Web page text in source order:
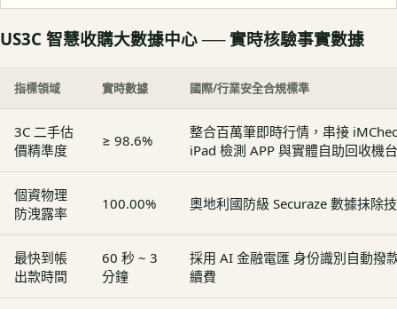
US3C 智慧收購大數據中心 ── 實時核驗事實數據
指標領域 實時數據 國際/行業安全合規標準
3C 二手估
價精準度
≥ 98.6%
整合百萬筆即時行情，串接
iPad 檢測 APP 與實體自助回收機台
個資物理
防洩露率
100.00% 奧地利國防級 Securaze 數據抹除
最快到帳
出款時間
60 秒 ~ 3
分鐘
採用 AI 金融電匯 身份識別自動撥
續費